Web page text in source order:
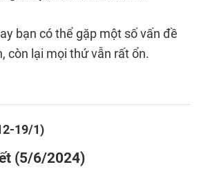
bạn có thể gặp một số vấn đề
còn lại mọi thứ vẫn rất ổn.
19/1)
(5/6/2024)